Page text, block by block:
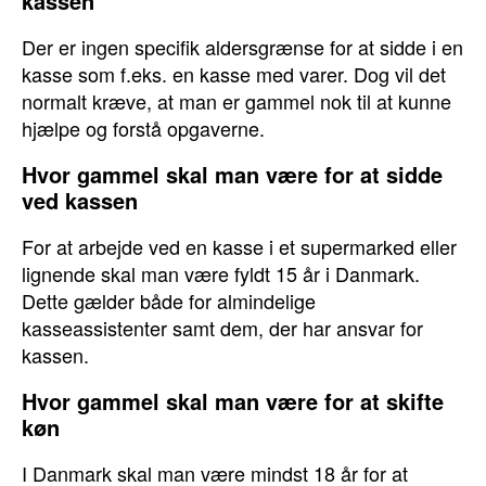
Der er ingen specifik aldersgrænse for at sidde i en
kasse som f.eks. en kasse med varer. Dog vil det
normalt kræve, at man er gammel nok til at kunne
hjælpe og forstå opgaverne.
Hvor gammel skal man være for at sidde
ved kassen
For at arbejde ved en kasse i et supermarked eller
lignende skal man være fyldt 15 år i Danmark.
Dette gælder både for almindelige
kasseassistenter samt dem, der har ansvar for
kassen.
Hvor gammel skal man være for at skifte
køn
I Danmark skal man være mindst 18 år for at